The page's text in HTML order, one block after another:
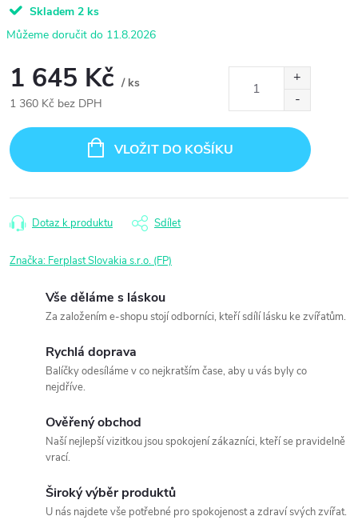
Skladem 2 ks
11.8.2026
1 645 Kč / ks
1 360 Kč bez DPH
cena:
VLOŽIT DO KOŠÍKU
Dotaz k produktu Sdílet
Značka: Ferplast Slovakia s.r.o. (FP)
Vše děláme s láskou
Za založením e-shopu stojí odborníci, kteří sdílí lásku ke zvířatům.
Rychlá doprava
Balíčky odesíláme v co nejkratším čase, aby u vás byly co
nejdříve.
Ověřený obchod
Naší nejlepší vizitkou jsou spokojení zákazníci, kteří se pravidelně
vrací.
Široký výběr produktů
U nás najdete vše potřebné pro spokojenost a zdraví svých zvířat.